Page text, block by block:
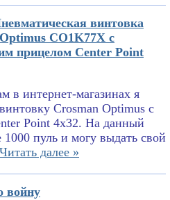
винтовка
CO1K77X с
прицелом Center Point
в интернет-магазинах я
Crosman Optimus с
Point 4x32. На данный
1000 пуль и могу выдать свой
Читать далее »
войну